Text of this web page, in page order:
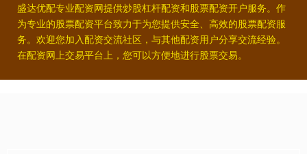
盛达优配专业配资网提供炒股杠杆配资和股票配资开户服务。作
为专业的股票配资平台致力于为您提供安全、高效的股票配资服
务。欢迎您加入配资交流社区，与其他配资用户分享交流经验。
在配资网上交易平台上，您可以方便地进行股票交易。